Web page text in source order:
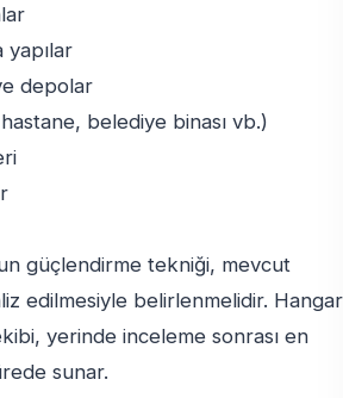
yapılar
depolar
belediye binası vb.)
güçlendirme tekniği, mevcut
edilmesiyle belirlenmelidir. Hangar
yerinde inceleme sonrası en
sunar.